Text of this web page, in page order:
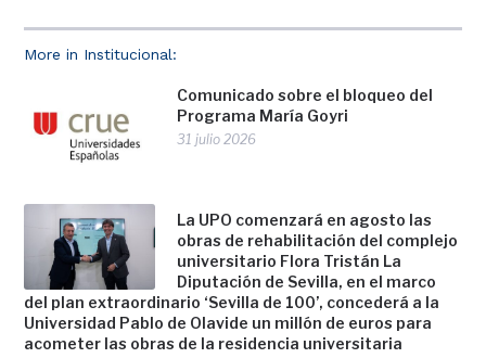
More in Institucional:
Comunicado sobre el bloqueo del
Programa María Goyri
31 julio 2026
La UPO comenzará en agosto las
obras de rehabilitación del complejo
universitario Flora Tristán La
Diputación de Sevilla, en el marco
del plan extraordinario ‘Sevilla de 100’, concederá a la
Universidad Pablo de Olavide un millón de euros para
acometer las obras de la residencia universitaria